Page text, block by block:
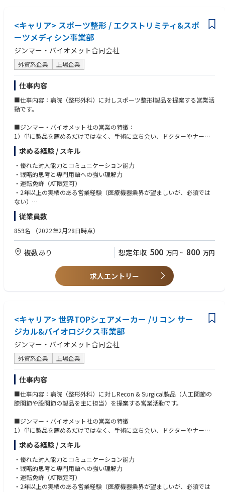
の行動を促すことができる
会社が必要としている勤務地での業務を受け入れることが出来る
最新の社内外のルールを正しく理解して患者思考の活動を行っている
コンプライアンス＆インテグリティ：最新の業界ルールや Sanofi Policyを
常に確認・理解し、自らの行動の振り返りを行い、上長や営業所メンバー
市販後調査・副作用／クレーム対応等完遂：GVP、GPSP、安全性情報、
切に運用する
製品を通じた社会への貢献：適切なプロモーションと疾患啓発を継続して
展開し、必要としている全ての患者さんに1日も早く製品を届けることで
社会に貢献する
日々のPDCAの重要性を理解し, 組織が定めた実行と報告を完遂することが
できる
営業所の職場環境をよりよくするための活動を主体的に行い、皆が高いパ
フォーマンスを発揮できる職場づくりに貢献している
<キャリア> スポーツ整形 / エクストリミティ&スポ
ーツメディシン事業部
ジンマー・バイオメット合同会社
外資系企業 上場企業
仕事内容
■仕事内容：病院（整形外科）に対しスポーツ整形l製品を提案する営業活
動です。
■ジンマー・バイオメット社の営業の特徴：
1）単に製品を薦めるだけではなく、手術に立ち会い、ドクターやナース
とチームになって患者様のために全力を尽くします。具体的には、オペに
おける手技の手順説明や技術的フォローなどを行います。そのため、最も
重要な点はドクターやナースから信頼を勝ち取ることです。オペの立会い
等を通し、営業自身を積極的に売込むことが求められます。信頼関係を構
築し、ドクターと対等な立場で話を進めていかなければ、患者の命は救え
ません。
2）SOHO形式の営業スタイルです。会社に立ち寄らず、自宅をオフィスと
しでも長く医師のサポートをできるように」というコンセプトの元、始ま
りました。エリア毎に週1回のペースでミーティングを行いますし(エリア
により差異あり)、社内イントラネットから学術文献などのナレッジが共有
可能のため、直行直帰に不安な方でも安心していただけます。
3）未経験から活躍できる充実したサポート制度がございます。教材を使
ュールを設定しています。
います。
■ジンマー・バイオメット社の魅力：
【使命 / Our Mission】
Alleviate pain and improve the quality of life for people around the worl
d.
世界中の人々の痛みを緩和し、クオリティ・オブ・ライフの向上を目指し
ます。
ジンマー・バイオメットは、筋骨格系ヘルスケアのリーディングカンパニ
ーです。
超高齢化社会が世界に類を見ないスピードで進む日本にとって、整形外科
の存在感は日に日に増しています。
変形性関節症や骨折をはじめとする整形外科領域の疾患に苦しむ患者様の
生活の質の改善のために、人工関節や骨接合材料などの治療材料のみなら
ず、一人ひとりにカスタマイズされた治療ソリューションや革新的な医療
技術の提供に努めています。
求める経験 / スキル
・優れた対人能力とコミュニケーション能力
・戦略的思考と専門用語への強い理解力
・運転免許（AT限定可）
・2年以上の実績のある営業経験（医療機器業界が望ましいが、必須では
ない）
・大学卒業以上
従業員数
859名 （2022年2月28日時点）
複数あり 想定年収 500 万円 ~ 800 万円
求人エントリー
<キャリア> 世界TOPシェアメーカー /リコン サー
ジカル&バイオロジクス事業部
ジンマー・バイオメット合同会社
外資系企業 上場企業
仕事内容
■仕事内容：病院（整形外科）に対しRecon & Surgical製品（人工関節の
膝関節や股関節の製品を主に担当）を提案する営業活動です。
■ジンマー・バイオメット社の営業の特徴
1）単に製品を薦めるだけではなく、手術に立ち会い、ドクターやナース
とチームになって患者様のために全力を尽くします。具体的には、オペに
おける手技の手順説明や技術的フォローなどを行います。そのため、最も
重要な点はドクターやナースから信頼を勝ち取ることです。オペの立会い
等を通し、営業自身を積極的に売込むことが求められます。信頼関係を構
築し、ドクターと対等な立場で話を進めていかなければ、患者の命は救え
ません。
求める経験 / スキル
・優れた対人能力とコミュニケーション能力
・戦略的思考と専門用語への強い理解力
・運転免許（AT限定可）
・2年以上の実績のある営業経験（医療機器業界が望ましいが、必須では